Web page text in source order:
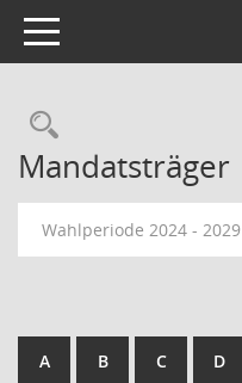
Toggle navigation
Mandatsträger
Wahlperiode 2024 - 2029
A B C D